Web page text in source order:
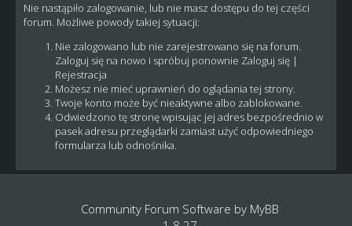
Nie nastąpiło zalogowanie, lub nie masz dostępu do tej części
forum. Możliwe powody takiej sytuacji:
Nie zalogowano lub nie zarejestrowano się na forum.
Zaloguj się na nowo i spróbuj ponownie Zaloguj się|
Rejestracja
Możesz nie mieć uprawnień do oglądania tej strony.
Twoje konto może być nieaktywne albo zablokowane.
Odwiedzono tę stronę wpisując jej adres bezpośrednio w
pasek adresu przeglądarki zamiast użyć odpowiedniego
formularza lub odnośnika.
Community Forum Software by MyBB